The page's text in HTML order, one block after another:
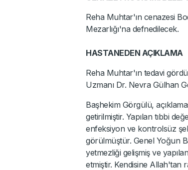
Reha Muhtar'ın cenazesi
Mezarlığı'na defnedilecek.
HASTANEDEN AÇIKLAMA
Reha Muhtar'ın tedavi
Uzmanı Dr. Nevra Gülhan
Başhekim Görgülü,
getirilmiştir. Yapılan tıbbi
enfeksiyon ve kontrolsüz
görülmüştür. Genel Yoğun
yetmezliği gelişmiş ve
etmiştir. Kendisine Allah'tan